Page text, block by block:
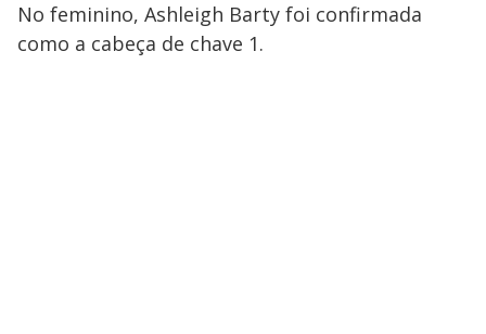
No feminino, Ashleigh Barty foi confirmada
como a cabeça de chave 1.